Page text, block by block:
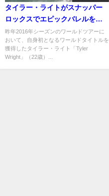
タイラー・ライトがスナッパー
ロックスでエピックバレルをメ
イク＠2017/3/8
昨年2016年シーズンのワールドツアーに
おいて、自身初となるワールドタイトルを
獲得したタイラー・ライト「Tyler
Wright」（22歳）...